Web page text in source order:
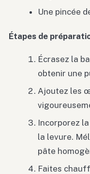
Une pincée
Étapes de
Écrasez la
obtenir une
Ajoutez les
Incorporez
la levure.
pâte
Faites